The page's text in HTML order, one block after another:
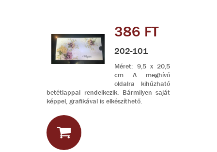
386 FT
202-101
Méret: 9,5 x 20,5
cm A meghívó
oldalra kihúzható
betétlappal rendelkezik. Bármilyen saját
képpel, grafikával is elkészíthető.